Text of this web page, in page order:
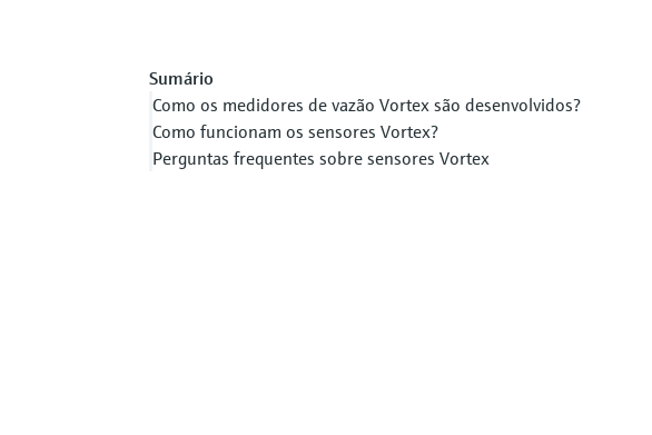
Sumário
Como os medidores de vazão Vortex são desenvolvidos?
Como funcionam os sensores Vortex?
Perguntas frequentes sobre sensores Vortex